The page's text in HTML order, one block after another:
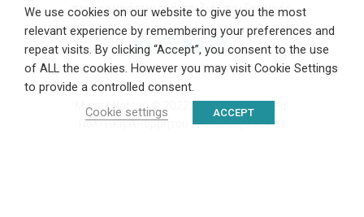
προγραμμάτων για παιδιά, παιδαγωγός.
Marina Katsari © 2022. All rights reserved.
Πολιτική Απορρήτου
|Πολιτική Cookies
We use cookies on our website to give you the most
relevant experience by remembering your preferences and
repeat visits. By clicking “Accept”, you consent to the use
of ALL the cookies. However you may visit Cookie Settings
to provide a controlled consent.
Cookie settings
ACCEPT